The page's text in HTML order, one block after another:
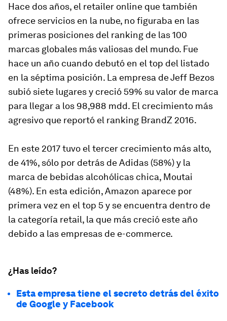
Hace dos años, el retailer online que también
ofrece servicios en la nube, no figuraba en las
primeras posiciones del ranking de las 100
marcas globales más valiosas del mundo. Fue
hace un año cuando debutó en el top del listado
en la séptima posición. La empresa de Jeff Bezos
subió siete lugares y creció 59% su valor de marca
para llegar a los 98,988 mdd. El crecimiento más
agresivo que reportó el ranking BrandZ 2016.
En este 2017 tuvo el tercer crecimiento más alto,
de 41%, sólo por detrás de Adidas (58%) y la
marca de bebidas alcohólicas chica, Moutai
(48%). En esta edición, Amazon aparece por
primera vez en el top 5 y se encuentra dentro de
la categoría retail, la que más creció este año
debido a las empresas de e-commerce.
¿Has leído?
Esta empresa tiene el secreto detrás del éxito
de Google y Facebook